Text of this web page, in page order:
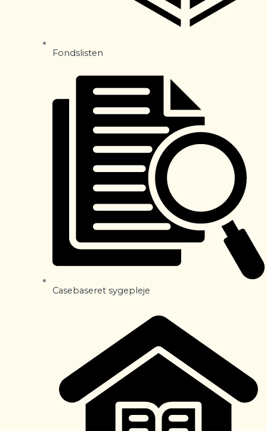
Fondslisten
Casebaseret sygepleje